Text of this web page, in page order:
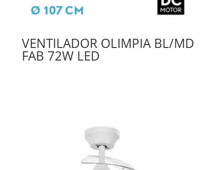
VENTILADOR OLIMPIA BL/MD
FAB 72W LED